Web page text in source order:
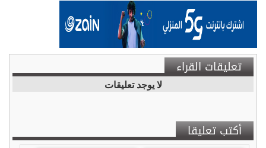
تعليقات القراء
لا يوجد تعليقات
أكتب تعليقا